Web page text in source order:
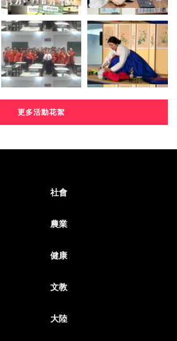
更多活動花絮
社會
農業
健康
文教
大陸